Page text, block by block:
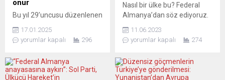
onur
Bu yıl 29’uncusu düzenlenen
Festivali, sinema ve
toplumsal duyarlılığıyla öne
Usta oyuncu Nur Sürer ve
gazeteci-yönetmen Osman
17.01.2025
yorumlar kapalı
296
Nasıl bir ülke bu? Federal
Almanya’dan söz ediyoruz.
en anlamlı irtibat merkezi
olmasaydı bile, bu Almanya
İçindeki en büyük ikinci
anadil Türkçe. Bu dili
11.06.2023
yorumlar kapalı
274